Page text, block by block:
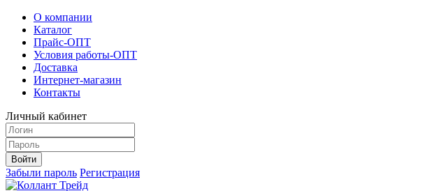
О компании
Каталог
Прайс-ОПТ
Условия работы-ОПТ
Доставка
Интернет-магазин
Контакты
Личный кабинет
Забыли пароль Регистрация